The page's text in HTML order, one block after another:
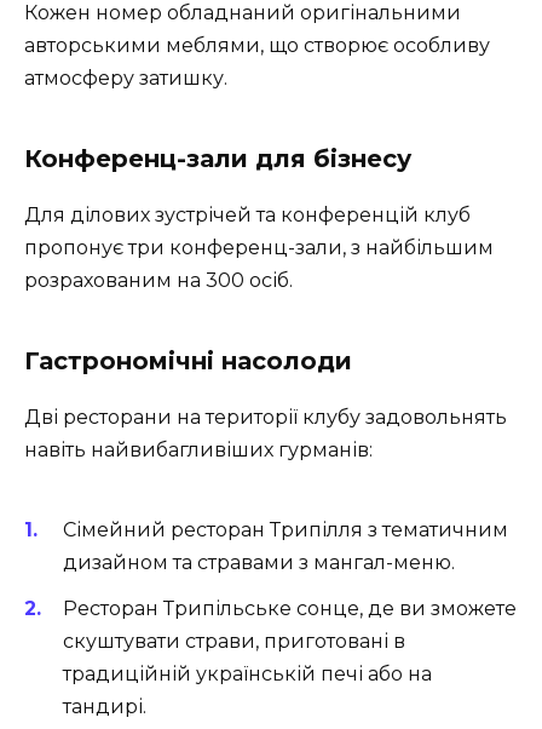
Кожен номер обладнаний оригінальними
авторськими меблями, що створює особливу
атмосферу затишку.
Конференц-зали для бізнесу
Для ділових зустрічей та конференцій клуб
пропонує три конференц-зали, з найбільшим
розрахованим на 300 осіб.
Гастрономічні насолоди
Дві ресторани на території клубу задовольнять
навіть найвибагливіших гурманів:
Сімейний ресторан Трипілля з тематичним
дизайном та стравами з мангал-меню.
Ресторан Трипільське сонце, де ви зможете
скуштувати страви, приготовані в
традиційній українській печі або на
тандирі.